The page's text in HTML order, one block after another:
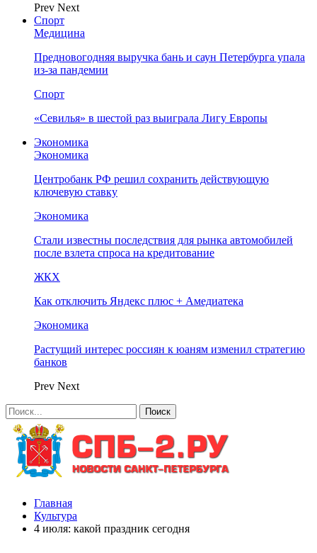
Prev Next
Спорт
Медицина
Предновогодняя выручка бань и саун Петербурга упала
из-за пандемии
Спорт
«Севилья» в шестой раз выиграла Лигу Европы
Экономика
Экономика
Центробанк РФ решил сохранить действующую
ключевую ставку
Экономика
Стали известны последствия для рынка автомобилей
после взлета спроса на кредитование
ЖКХ
Как отключить Яндекс плюс + Амедиатека
Экономика
Растущий интерес россиян к юаням изменил стратегию
банков
Prev Next
Главная
Культура
4 июля: какой праздник сегодня